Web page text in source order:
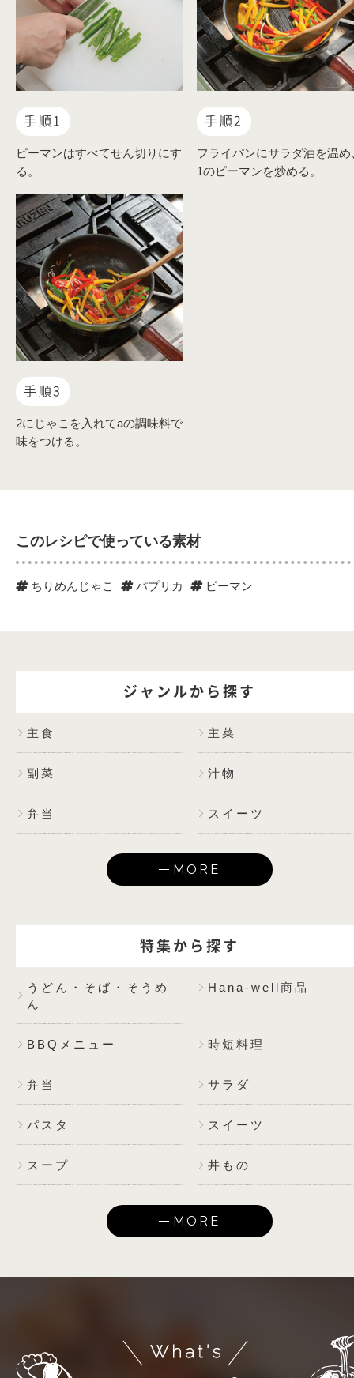
手順1
ピーマンはすべてせん切りにす
る。
手順2
フライパンにサラダ油を温め
1のピーマンを炒める。
手順3
2にじゃこを入れてaの調味料で
味をつける。
このレシピで使っている素材
ちりめんじゃこ パプリカ ピーマン
ジャンルから探す
主食 主菜
副菜 汁物
弁当 スイーツ
MORE
特集から探す
うどん・そば・そうめ
ん
Hana-well商品
BBQメニュー 時短料理
弁当 サラダ
パスタ スイーツ
スープ 丼もの
MORE